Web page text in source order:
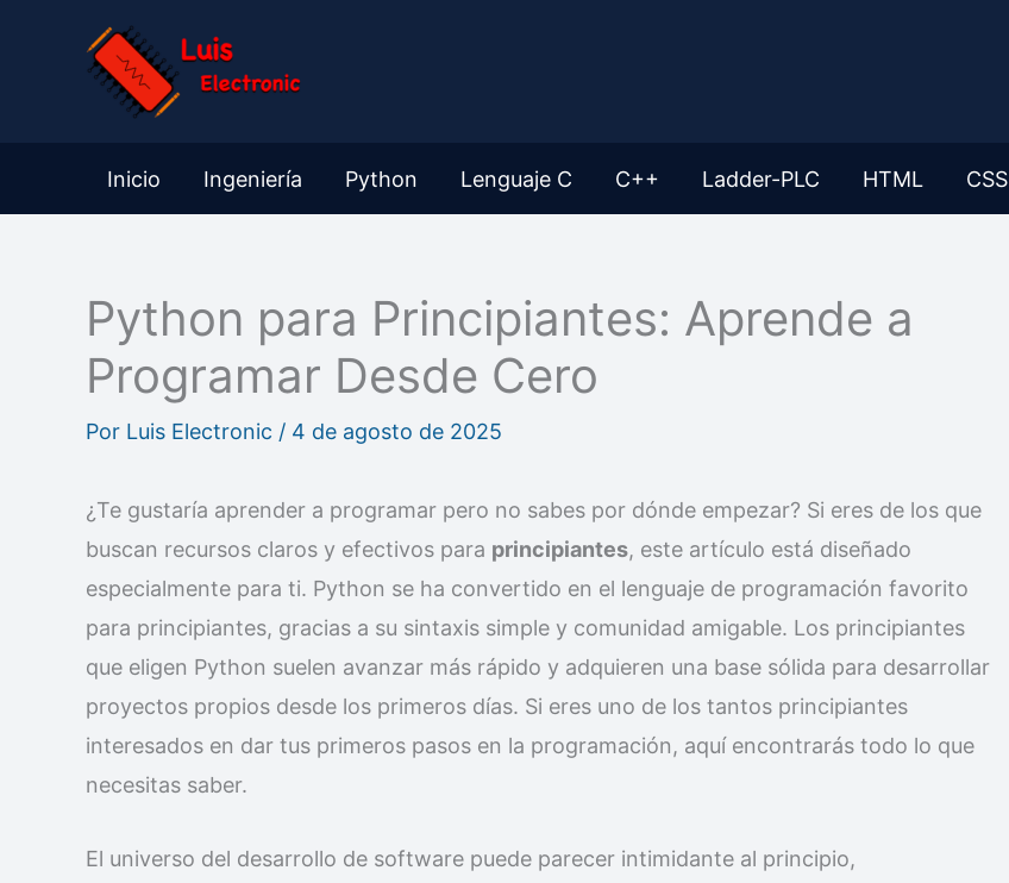
Inicio Ingeniería Python Lenguaje C C++ Ladder-PLC HTML CSS
Python para Principiantes: Aprende a
Programar Desde Cero
Por Luis Electronic / 4 de agosto de 2025
¿Te gustaría aprender a programar pero no sabes por dónde empezar? Si eres de los que
buscan recursos claros y efectivos para principiantes, este artículo está diseñado
especialmente para ti. Python se ha convertido en el lenguaje de programación favorito
para principiantes, gracias a su sintaxis simple y comunidad amigable. Los principiantes
que eligen Python suelen avanzar más rápido y adquieren una base sólida para desarrollar
proyectos propios desde los primeros días. Si eres uno de los tantos principiantes
interesados en dar tus primeros pasos en la programación, aquí encontrarás todo lo que
necesitas saber.
El universo del desarrollo de software puede parecer intimidante al principio,